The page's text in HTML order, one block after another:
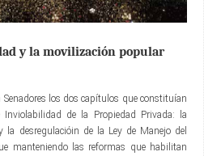
y la movilización popular
los dos capítulos que constituían
de la Propiedad Privada: la
la desregulacióin de la Ley de Manejo del
manteniendo las reformas que habilitan